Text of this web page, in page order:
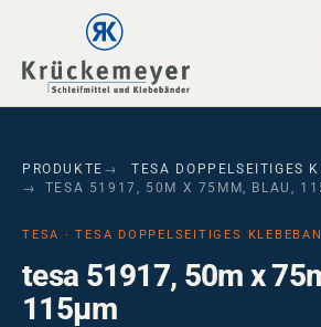
Skip to main navigation
Skip to main content
Skip to page footer
PRODUKTE
TESA DOPPELSEITIGES
TESA 51917, 50M X 75MM, BLAU,
TESA · TESA DOPPELSEITIGES
tesa 51917, 50m x
115µm